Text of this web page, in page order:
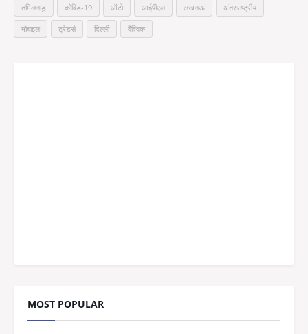
तमिलनाडु कोविड-19 ऑटो आईपीएल लखनऊ अंतरराष्ट्रीय
मोबाइल ट्रेडर्स दिल्ली वैश्विक
MOST POPULAR